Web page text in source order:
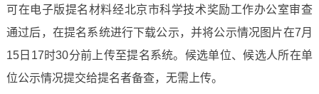
可在电子版提名材料经北京市科学技术奖励工作办公室审查
通过后，在提名系统进行下载公示，并将公示情况图片在7月
15日17时30分前上传至提名系统。候选单位、候选人所在单
位公示情况提交给提名者备查，无需上传。